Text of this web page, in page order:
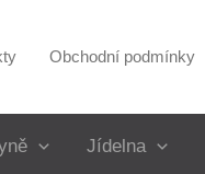
Obchodní podmínky
Jídelna